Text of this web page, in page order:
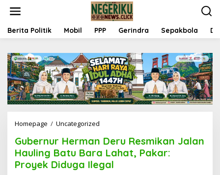
t
Berita Politik Mobil PPP Gerindra Sepakbola
Homepage / Uncategorized
e
r
n
Gubernur Herman Deru Resmikan Jalan
Hauling Batu Bara Lahat, Pakar:
Proyek Diduga Ilegal